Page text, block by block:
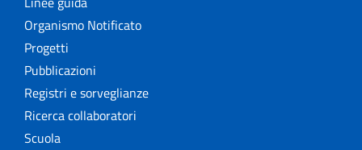
Organismo Notificato
Progetti
Pubblicazioni
Registri e sorveglianze
Ricerca collaboratori
Scuola